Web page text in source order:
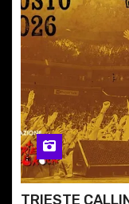
TRIESTE